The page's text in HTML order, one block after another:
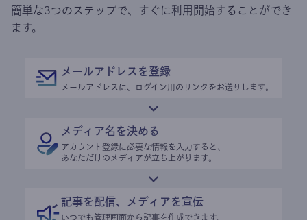
簡単な3つのステップで、すぐに利用開始することができ
ます。
メールアドレスを登録
メールアドレスに、ログイン用のリンクをお送りします。
メディア名を決める
アカウント登録に必要な情報を入力すると、
あなただけのメディアが立ち上がります。
記事を配信、メディアを宣伝
いつでも管理画面から記事を作成できます。